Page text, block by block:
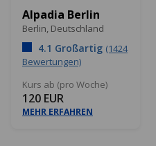
Alpadia Berlin
Berlin, Deutschland
4.1 Großartig (1424
Bewertungen)
Kurs ab (pro Woche)
120 EUR
MEHR ERFAHREN